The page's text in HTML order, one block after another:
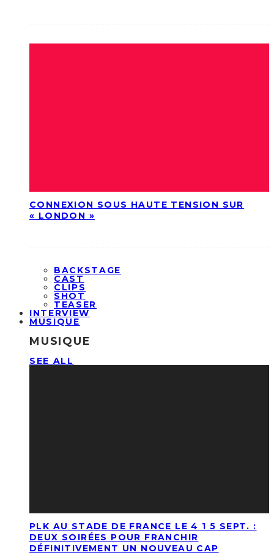
CONNEXION SOUS HAUTE TENSION SUR
« LONDON »
BACKSTAGE
CAST
CLIPS
SHOT
TEASER
INTERVIEW
MUSIQUE
MUSIQUE
SEE ALL
PLK AU STADE DE FRANCE LE 4 1 5 SEPT. :
DEUX SOIRÉES POUR FRANCHIR
DÉFINITIVEMENT UN NOUVEAU CAP